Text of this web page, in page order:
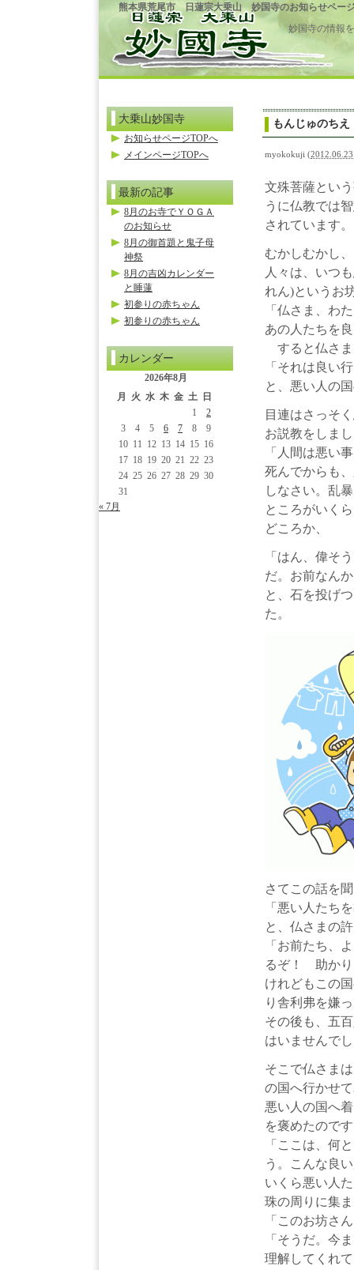
熊本県荒尾市 日蓮宗大乗山 妙国寺のお知らせペー
妙国寺の情報
もんじゅのちえ
myokokuji (
文殊菩薩とい
うに仏教では
されています
むかしむかし
人々は、いつ
れん)というお
「仏さま、わ
あの人たちを
すると仏さま
「それは良い
と、悪い人の
目連はさっそ
お説教をしま
「人間は悪い
死んでからも
しなさい。 乱
ところがいく
どころか、
「はん、偉そ
だ。お前なん
と、石を投げ
た。
さてこの話を
「悪い人たち
と、仏さまの
「お前たち、
るぞ！ 助かり
けれどもこの
り舎利弗を嫌
その後も、五
はいませんで
そこで仏さま
の国へ行かせ
悪い人の国へ
を褒めたので
「ここは、何
う。
こんな良
いくら悪い人
珠の周りに集
「このお坊さ
「そうだ。今
理解してくれ
大乗山妙国寺
お知らせページTOPへ
メインページTOPへ
最新の記事
8月のお寺でＹＯＧＡ
のお知らせ
8月の御首題と鬼子母
神祭
8月の吉凶カレンダー
と睡蓮
初参りの赤ちゃん
初参りの赤ちゃん
カレンダー
2026年8月
月
火 水 木 金 土
日
1
2
3
4 5 6 7 8
9
10 11 12 13 14 15 16
17 18 19 20 21 22 23
24 25 26 27 28 29 30
31
« 7月